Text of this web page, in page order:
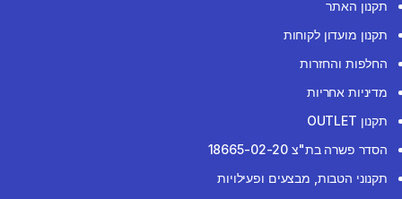
תקנון האתר
תקנון מועדון לקוחות
החלפות והחזרות
מדיניות אחריות
תקנון OUTLET
הסדר פשרה בת"צ 18665-02-20
תקנוני הטבות, מבצעים ופעילויות